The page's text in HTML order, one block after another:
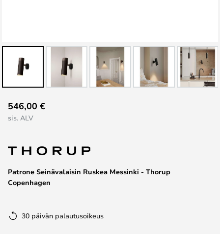
to
the
of
the
images
gallery
Patrone Seinävalaisin Ruskea Messinki - Thorup
Copenhagen
546,00 €
sis. ALV
30 päivän palautusoikeus